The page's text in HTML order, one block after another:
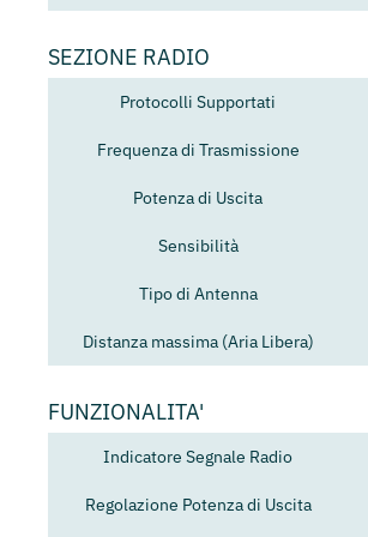
SEZIONE RADIO
Protocolli Supportati
Frequenza di Trasmissione
Potenza di Uscita
Sensibilità
Tipo di Antenna
Distanza massima (Aria Libera)
FUNZIONALITA'
Indicatore Segnale Radio
Regolazione Potenza di Uscita